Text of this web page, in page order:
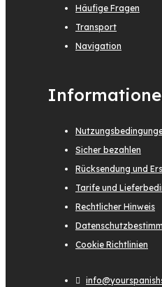
Häufige Fragen
Transport
Navigation
Sicher bezahlen
Rücksendung und
Tarife und
Rechtlicher Hinweis
Cookie Richtlinien